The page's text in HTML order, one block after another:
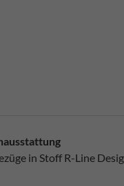
in Stoff R-Line